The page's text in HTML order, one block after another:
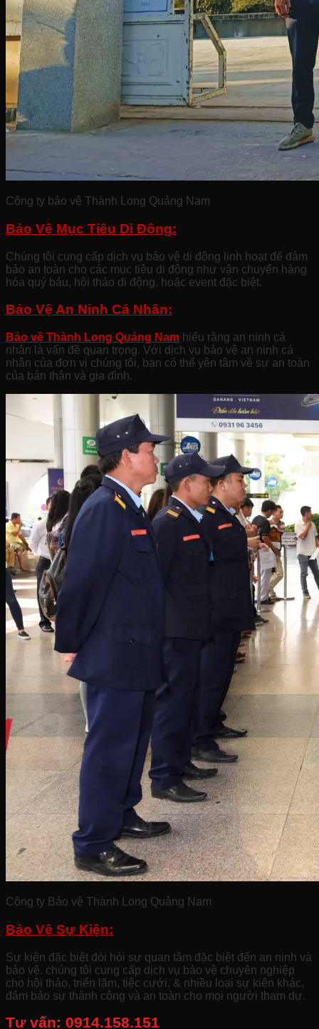
Công ty bảo vệ Thành Long Quảng Nam
Bảo Vệ Mục Tiêu Di Động:
Chúng tôi cung cấp dịch vụ bảo vệ di động linh hoạt để đảm
bảo an toàn cho các mục tiêu di động như vận chuyển hàng
hóa quý báu, hội thảo di động, hoặc event đặc biệt.
Bảo Vệ An Ninh Cá Nhân:
Bảo vệ Thành Long Quảng Nam hiểu rằng an ninh cá
nhân là vấn đề quan trọng. Với dịch vụ bảo vệ an ninh cá
nhân của đơn vị chúng tôi, bạn có thể yên tâm về sự an toàn
của bản thân và gia đình.
Công ty Bảo vệ Thành Long Quảng Nam
Bảo Vệ Sự Kiện:
Sự kiện đặc biệt đòi hỏi sự quan tâm đặc biệt đến an ninh và
bảo vệ. chúng tôi cung cấp dịch vụ bảo vệ chuyên nghiệp
cho hội thảo, triển lãm, tiệc cưới, & nhiều loại sự kiện khác,
đảm bảo sự thành công và an toàn cho mọi người tham dự.
Tư vấn: 0914.158.151